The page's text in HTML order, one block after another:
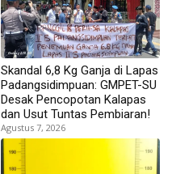
Skandal 6,8 Kg Ganja di Lapas
Padangsidimpuan: GMPET-SU
Desak Pencopotan Kalapas
dan Usut Tuntas Pembiaran!
Agustus 7, 2026